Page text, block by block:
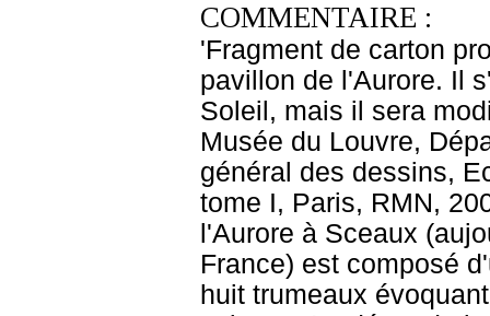
COMMENTAIRE :
'Fragment de carton
pavillon de l'Aurore. Il
Soleil, mais il sera
Musée du Louvre,
général des dessins,
tome I, Paris, RMN,
l'Aurore à Sceaux
France) est composé
huit trumeaux